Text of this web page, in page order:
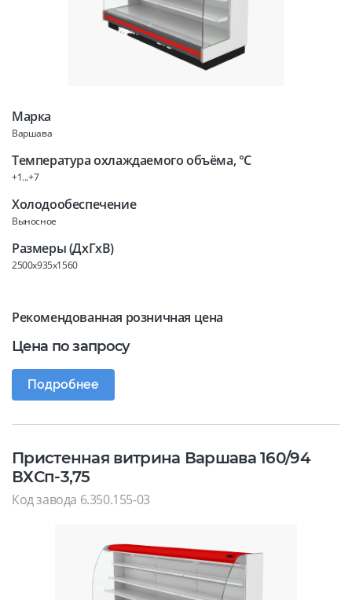
Марка
Варшава
Температура охлаждаемого объёма, °C
+1...+7
Холодообеспечение
Выносное
Размеры (ДхГхВ)
2500x935x1560
Рекомендованная розничная цена
Цена по запросу
Подробнее
Пристенная витрина Варшава 160/94
ВХСп-3,75
Код завода 6.350.155-03